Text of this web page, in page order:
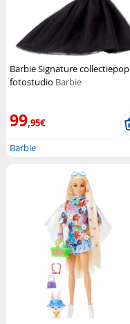
Barbie Signature collectiepop
fotostudio Barbie
99,95€
Barbie